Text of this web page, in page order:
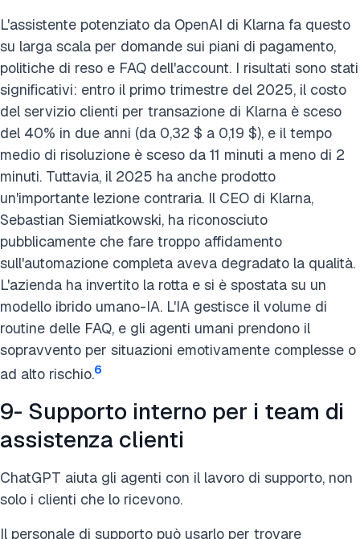
L'assistente potenziato da OpenAI di Klarna fa questo
su larga scala per domande sui piani di pagamento,
politiche di reso e FAQ dell'account. I risultati sono stati
significativi: entro il primo trimestre del 2025, il costo
del servizio clienti per transazione di Klarna è sceso
del 40% in due anni (da 0,32 $ a 0,19 $), e il tempo
medio di risoluzione è sceso da 11 minuti a meno di 2
minuti. Tuttavia, il 2025 ha anche prodotto
un'importante lezione contraria. Il CEO di Klarna,
Sebastian Siemiatkowski, ha riconosciuto
pubblicamente che fare troppo affidamento
sull'automazione completa aveva degradato la qualità.
L'azienda ha invertito la rotta e si è spostata su un
modello ibrido umano-IA. L'IA gestisce il volume di
routine delle FAQ, e gli agenti umani prendono il
sopravvento per situazioni emotivamente complesse o
ad alto rischio.6
9- Supporto interno per i team di
assistenza clienti
ChatGPT aiuta gli agenti con il lavoro di supporto, non
solo i clienti che lo ricevono.
Il personale di supporto può usarlo per trovare